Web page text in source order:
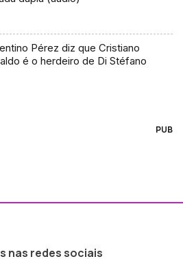
Pérez diz que Cristiano
é o herdeiro de Di Stéfano
PUB
nas redes sociais